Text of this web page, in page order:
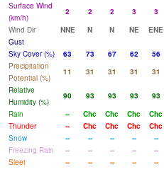
Surface Wind
(km/h)
2 2 2 3 3
Wind Dir
NNE N N NE ENE
Gust
Sky Cover (%)
63 73 67 62 56
Precipitation
Potential (%)
11 31 31 31 31
Relative
Humidity (%)
90 93 93 93 93
Rain
-- Chc Chc Chc Chc
Thunder
-- Chc Chc Chc Chc
Snow
-- -- -- -- --
Freezing Rain
-- -- -- -- --
Sleet
-- -- -- -- --